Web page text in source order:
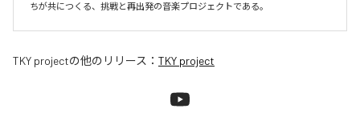
ちが共につくる、挑戦と再出発の音楽プロジェクトである。
TKY projectの他のリリース： TKY project